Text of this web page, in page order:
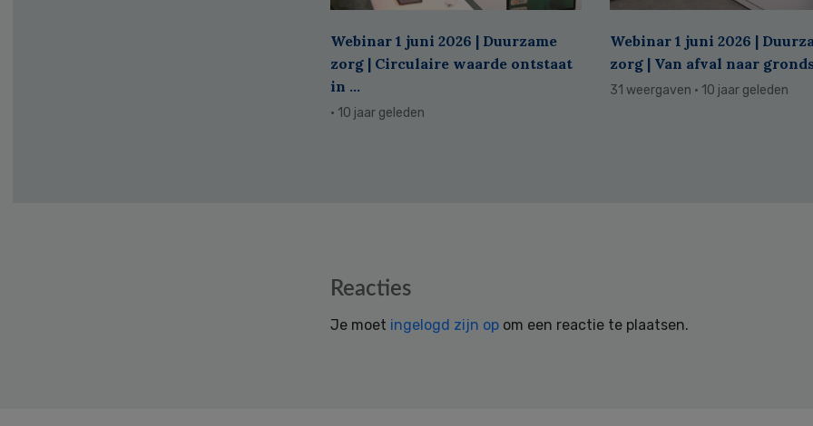
Webinar 1 juni 2026 | Duurzame
zorg | Circulaire waarde ontstaat
in ...
· 10 jaar geleden
Webinar 1 juni 2026 |
zorg | Van afval naar
31 weergaven · 10 jaar geleden
Reacties
Je moet ingelogd zijn op om een reactie te plaatsen.